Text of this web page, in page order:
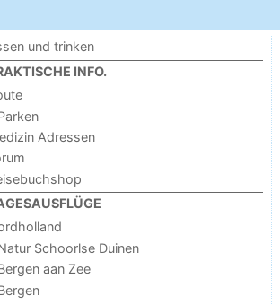
und trinken
INFO.
Adressen
Schoorlse Duinen
aan Zee